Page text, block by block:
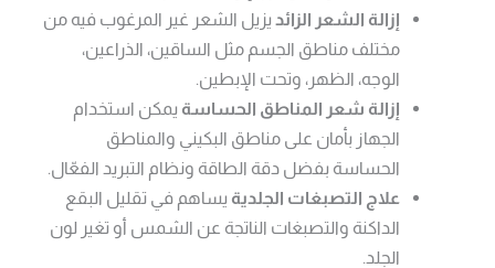
إزالة الشعر الزائديزيل الشعر غير المرغوب فيه من
مختلف مناطق الجسم مثل الساقين، الذراعين،
الوجه، الظهر، وتحت الإبطين.
إزالة شعر المناطق الحساسة يمكن استخدام
الجهاز بأمان على مناطق البكيني والمناطق
الحساسة بفضل دقة الطاقة ونظام التبريد الفعّال.
علاج التصبغات الجلدية يساهم في تقليل البقع
الداكنة والتصبغات الناتجة عن الشمس أو تغير لون
الجلد.